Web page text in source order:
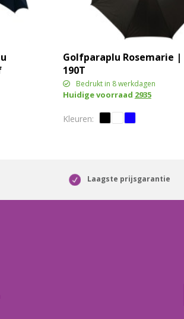
Golfparaplu Rosemarie |
190T
Bedrukt in 8 werkdagen
Huidige voorraad 2935
Laagste prijsgarantie